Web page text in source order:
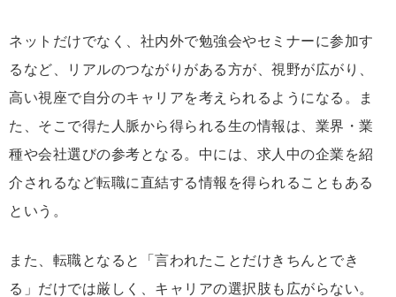
ネットだけでなく、社内外で勉強会やセミナーに参加す
るなど、リアルのつながりがある方が、視野が広がり、
高い視座で自分のキャリアを考えられるようになる。ま
た、そこで得た人脈から得られる生の情報は、業界・業
種や会社選びの参考となる。中には、求人中の企業を紹
介されるなど転職に直結する情報を得られることもある
という。
また、転職となると「言われたことだけきちんとでき
る」だけでは厳しく、キャリアの選択肢も広がらない。